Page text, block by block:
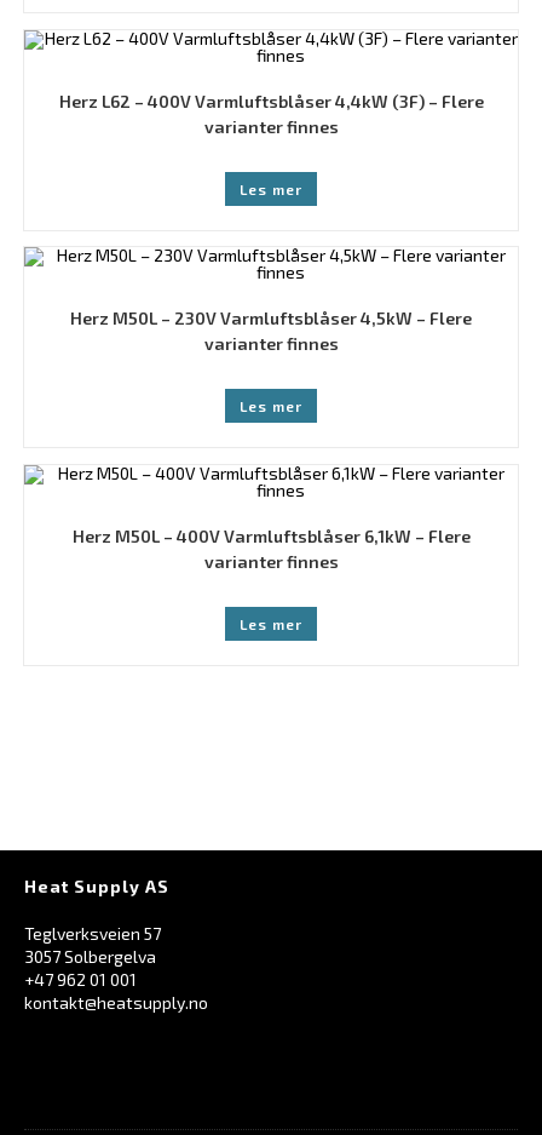
Herz L62 – 400V Varmluftsblåser 4,4kW (3F) – Flere
varianter finnes
Les mer
Herz M50L – 230V Varmluftsblåser 4,5kW – Flere
varianter finnes
Les mer
Herz M50L – 400V Varmluftsblåser 6,1kW – Flere
varianter finnes
Les mer
Heat Supply AS
Teglverksveien 57
3057 Solbergelva
+47 962 01 001
kontakt@heatsupply.no